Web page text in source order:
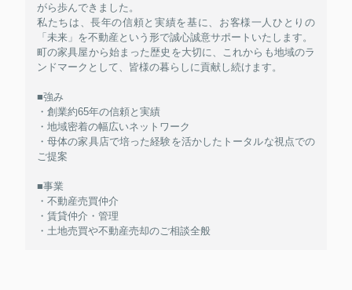
がら歩んできました。
私たちは、長年の信頼と実績を基に、お客様一人ひとりの
「未来」を不動産という形で誠心誠意サポートいたします。
町の家具屋から始まった歴史を大切に、これからも地域のラ
ンドマークとして、皆様の暮らしに貢献し続けます。
■強み
・創業約65年の信頼と実績
・地域密着の幅広いネットワーク
・母体の家具店で培った経験を活かしたトータルな視点での
ご提案
■事業
・不動産売買仲介
・賃貸仲介・管理
・土地売買や不動産売却のご相談全般